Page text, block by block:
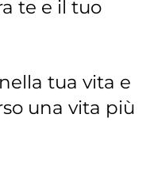
te e il tuo
tua vita e
una vita più